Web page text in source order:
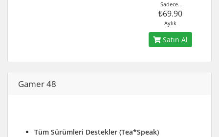
Sadece..
₺69.90
Aylık
Satın Al
Gamer 48
Tüm Sürümleri Destekler (Tea*Speak)